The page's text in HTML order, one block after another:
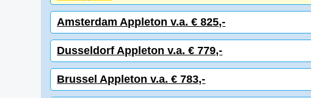
Amsterdam Appleton v.a. € 825,-
Dusseldorf Appleton v.a. € 779,-
Brussel Appleton v.a. € 783,-